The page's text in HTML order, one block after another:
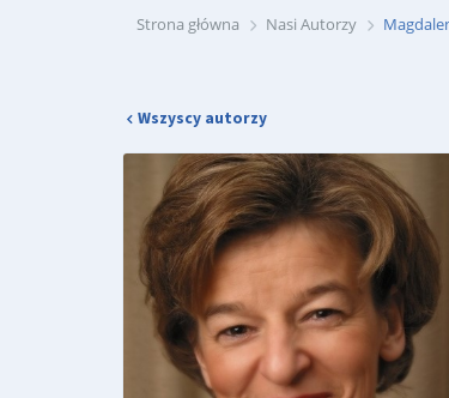
Strona główna Nasi Autorzy
Wszyscy autorzy